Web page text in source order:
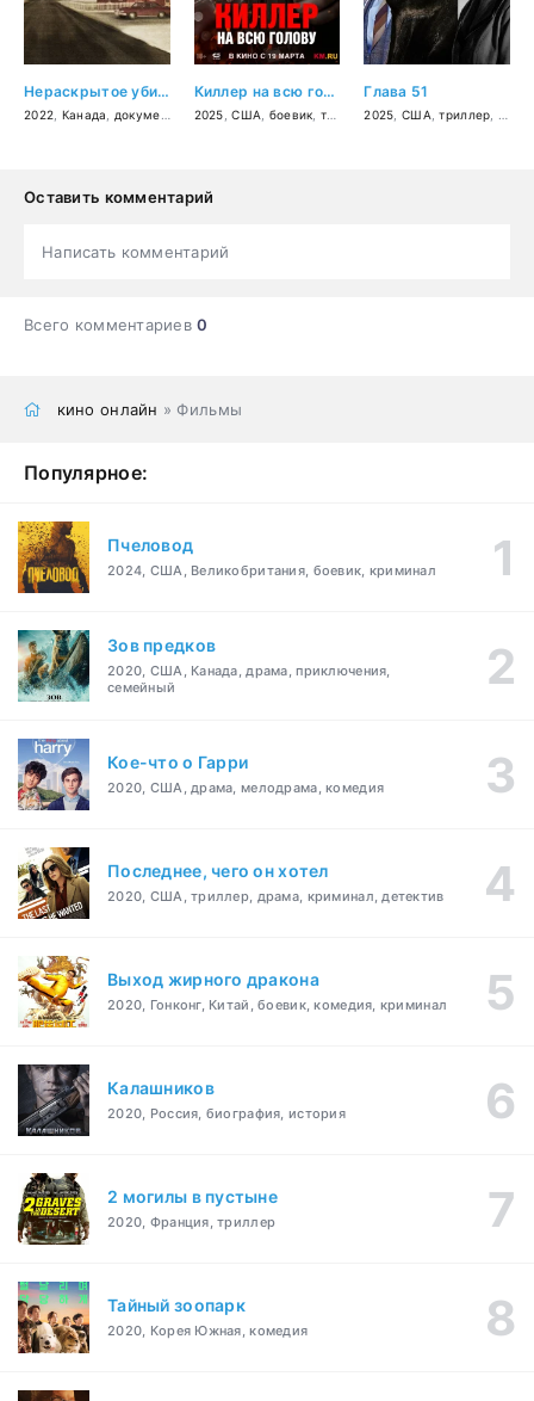
Нераскрытое убийство Беверли Линн Смит
2022 Канада документальный , криминал,детектив
Киллер на всю голову
2025 ,США боевик триллер ,комедия ,криминал
Глава 51
2025 США ,триллер
Оставить комментарий
Написать комментарий
Всего комментариев0
кино онлайн » Фильмы
Популярное:
Пчеловод
2024, США, Великобритания, боевик, криминал
Зов предков
2020, США, Канада, драма, приключения,
семейный
Кое-что о Гарри
2020, США, драма, мелодрама, комедия
Последнее, чего он хотел
2020, США, триллер, драма, криминал, детектив
Выход жирного дракона
2020, Гонконг, Китай, боевик, комедия, криминал
Калашников
2020, Россия, биография, история
2 могилы в пустыне
2020, Франция, триллер
Тайный зоопарк
2020, Корея Южная, комедия